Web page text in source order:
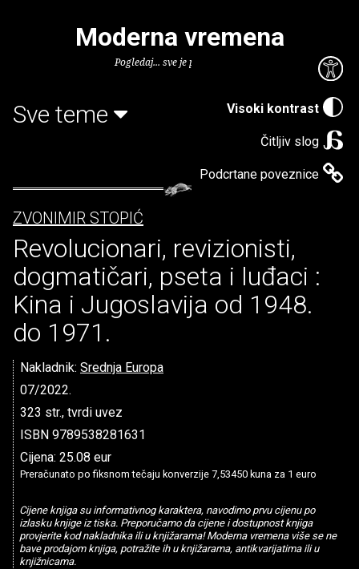
Visoki kontrast
Čitljiv slog
Podcrtane poveznice
Moderna vremena
Pogledaj... sve je puno knjiga.
Sve teme
ZVONIMIR STOPIĆ
Revolucionari, revizionisti,
dogmatičari, pseta i luđaci :
Kina i Jugoslavija od 1948.
do 1971.
Nakladnik: Srednja Europa
07/2022.
323 str., tvrdi uvez
ISBN 9789538281631
Cijena: 25.08 eur
Preračunato po fiksnom tečaju konverzije 7,53450 kuna za 1 euro
Cijene knjiga su informativnog karaktera, navodimo prvu cijenu po
izlasku knjige iz tiska. Preporučamo da cijene i dostupnost knjiga
provjerite kod nakladnika ili u knjižarama! Moderna vremena više se ne
bave prodajom knjiga, potražite ih u knjižarama, antikvarijatima ili u
knjižnicama.